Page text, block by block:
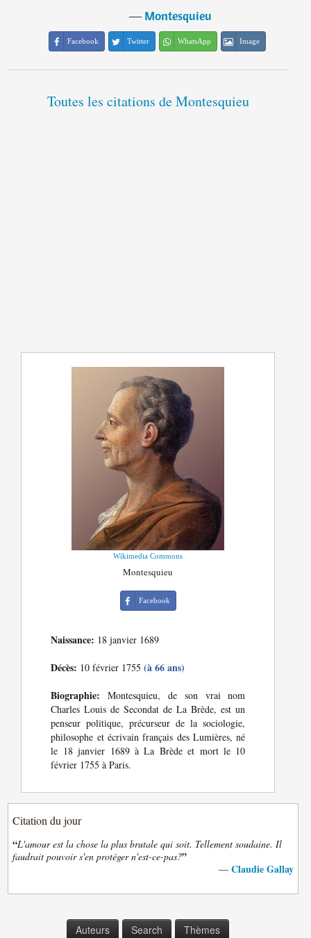
―Montesquieu
Facebook Twitter WhatsApp Image
Toutes les citations de Montesquieu
Wikimedia Commons
Montesquieu
Facebook
Naissance: 18 janvier 1689
Décès: 10 février 1755(à 66 ans)
Biographie: Montesquieu, de son vrai nom
Charles Louis de Secondat de La Brède, est un
penseur politique, précurseur de la sociologie,
philosophe et écrivain français des Lumières, né
le 18 janvier 1689 à La Brède et mort le 10
février 1755 à Paris.
Citation du jour
“L'amour est la chose la plus brutale qui soit. Tellement soudaine. Il
faudrait pouvoir s'en protéger n'est-ce-pas?”
— Claudie Gallay
Auteurs Search Thèmes